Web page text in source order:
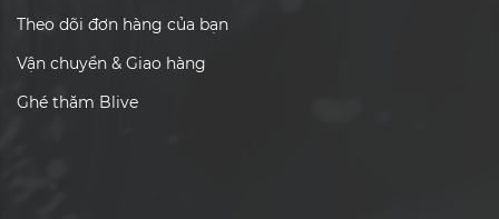
Theo dõi đơn hàng của bạn
Vận chuyển & Giao hàng
Ghé thăm Blive